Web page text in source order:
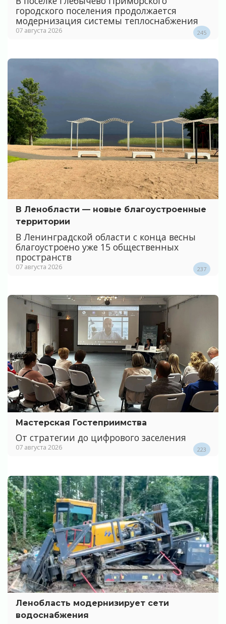
городского поселения продолжается
модернизация системы теплоснабжения
07 августа 2026 245
В Ленобласти — новые благоустроенные
территории
В Ленинградской области с конца весны
благоустроено уже 15 общественных
пространств
07 августа 2026 237
Мастерская Гостеприимства
От стратегии до цифрового заселения
07 августа 2026 223
Ленобласть модернизирует сети
водоснабжения